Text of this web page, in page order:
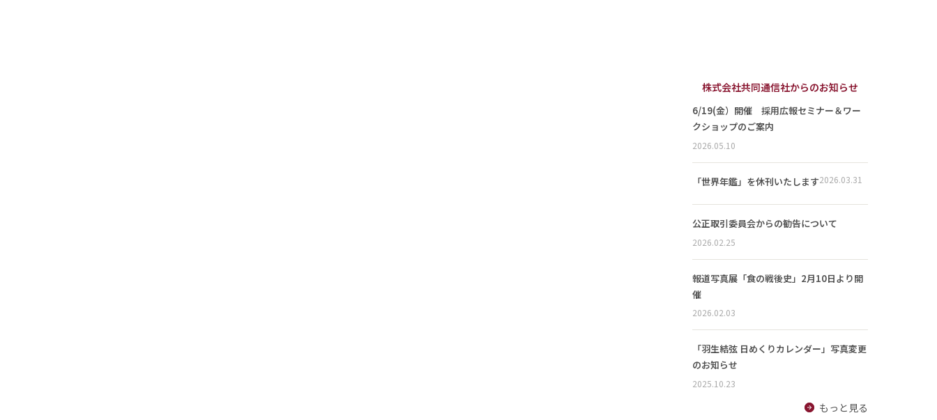
株式会社共同通信社からのお知らせ
6/19(金）開催 採用広報セミナー＆ワー
クショップのご案内
2026.05.10
「世界年鑑」を休刊いたします2026.03.31
公正取引委員会からの勧告について
2026.02.25
報道写真展「食の戦後史」2月10日より開
催
2026.02.03
「羽生結弦 日めくりカレンダー」写真変更
のお知らせ
2025.10.23
もっと見る